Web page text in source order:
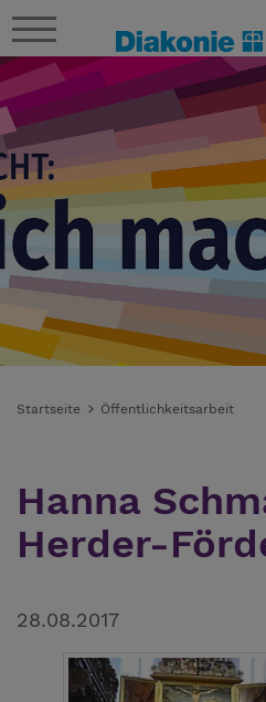
Startseite Öffentlichkeitsarbeit
Hanna
Herder-
28.08.2017